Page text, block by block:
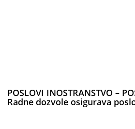
POSLOVI INOSTRANSTVO –
Radne dozvole osigurava